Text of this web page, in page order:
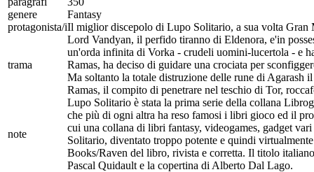
genere
Fantasy
protagonista/iIl miglior discepolo di Lupo Solitario, a sua volta Gran
trama
Lord Vandyan, il perfido tiranno di Eldenora, e'in
un'orda infinita di Vorka - crudeli uomini-lucertola - e
Ramas, ha deciso di guidare una crociata per
Ma soltanto la totale distruzione delle rune di Agarash
Ramas, il compito di penetrare nel teschio di Tor,
note
Lupo Solitario è stata la prima serie della collana
che più di ogni altra ha reso famosi i libri gioco ed il
cui una collana di libri fantasy, videogames, gadget
Solitario, diventato troppo potente e quindi
Books/Raven del libro, rivista e corretta. Il titolo
Pascal Quidault e la copertina di Alberto Dal Lago.